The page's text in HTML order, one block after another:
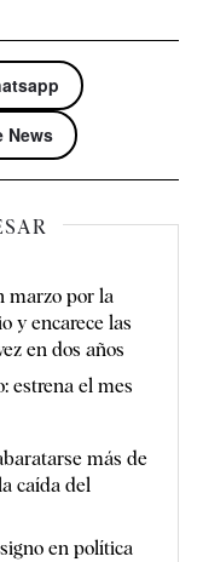
News
marzo por la
y encarece las
en dos años
estrena el mes
más de
caída del
en política